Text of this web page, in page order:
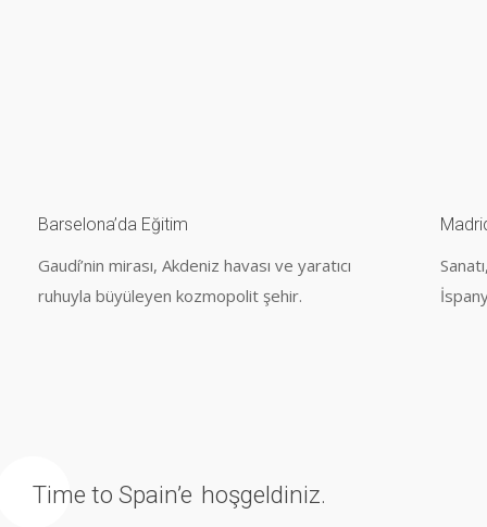
Barselona’da Eğitim
Gaudí’nin mirası, Akdeniz havası ve yaratıcı
ruhuyla büyüleyen kozmopolit şehir.
Time to Spain’e hoşgeldiniz.